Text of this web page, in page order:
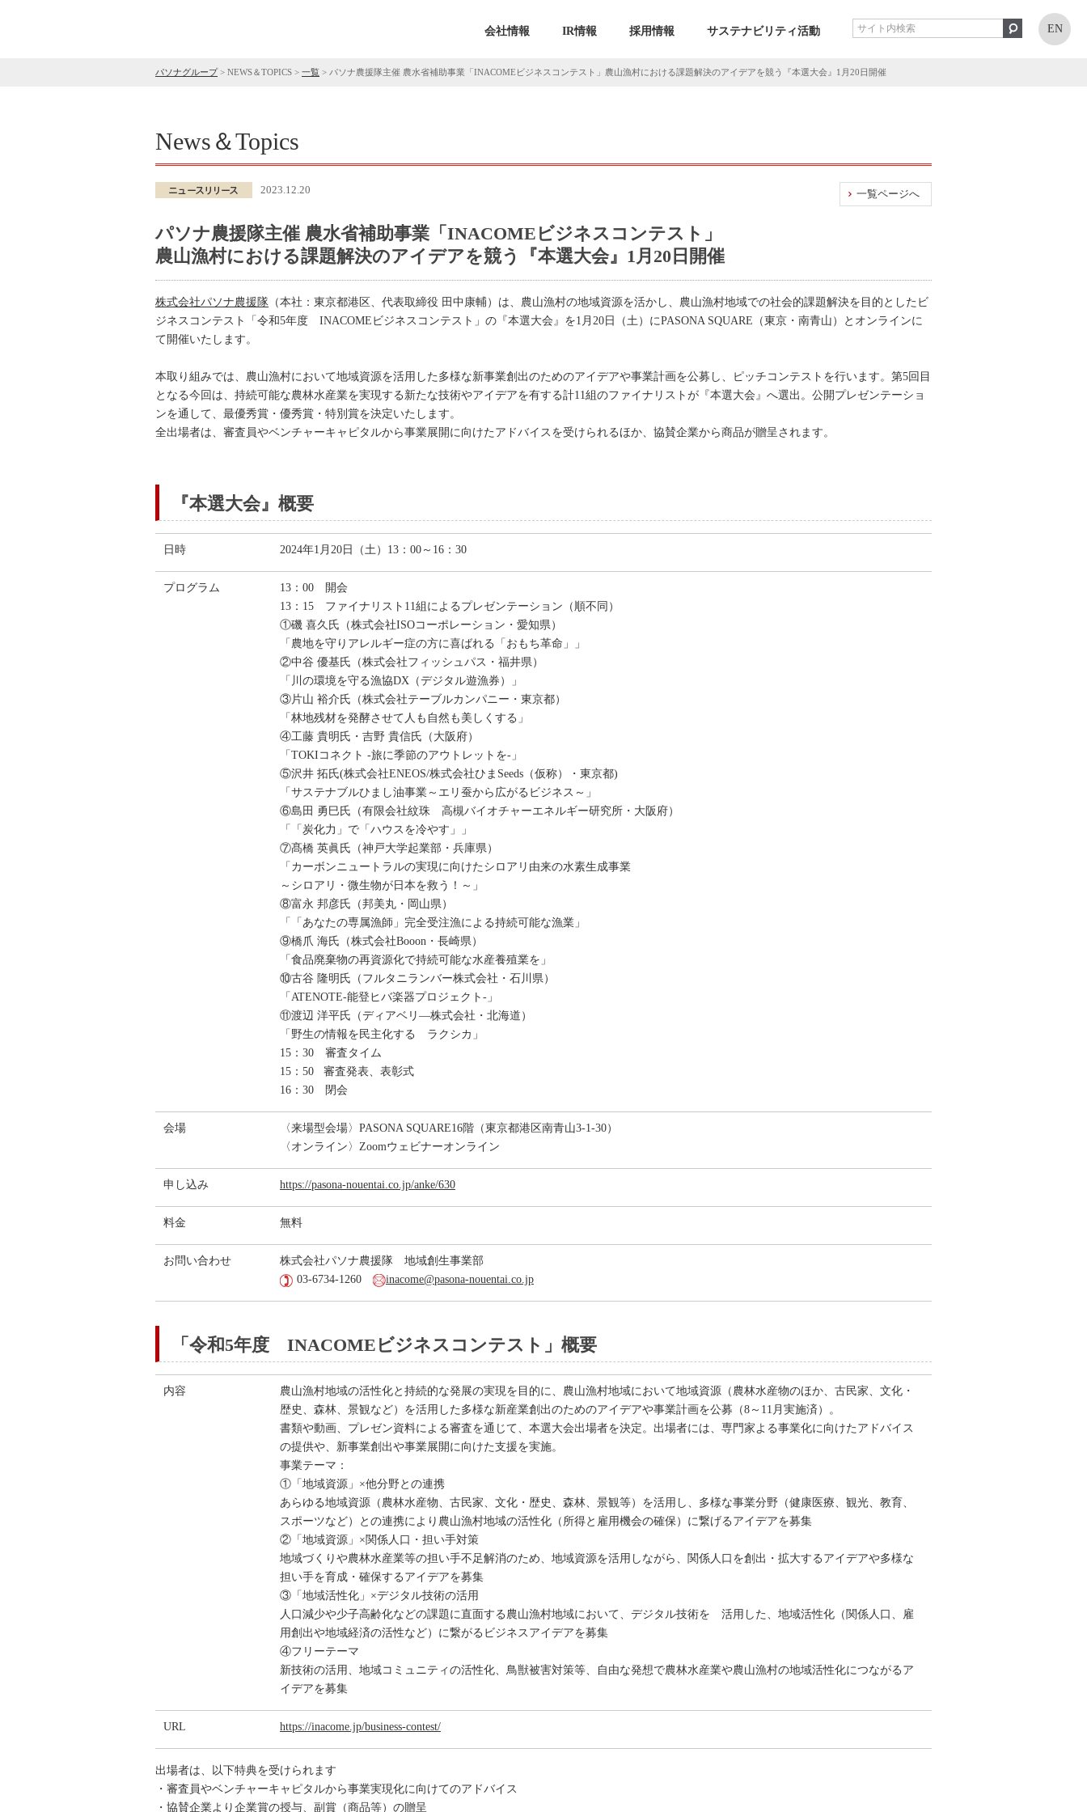
会社情報 IR情報 採用情報 サステナビリティ活動 EN
パソナグループ> NEWS＆TOPICS > 一覧 > パソナ農援隊主催 農水省補助事業「INACOMEビジネスコンテスト」農山漁村における課題解決のアイデアを競う『本選大会』1月20日開催
News＆Topics
一覧ページへ
2023.12.20
パソナ農援隊主催 農水省補助事業「INACOMEビジネスコンテスト」
農山漁村における課題解決のアイデアを競う『本選大会』1月20日開催
株式会社パソナ農援隊 （本社：東京都港区、代表取締役 田中康輔）は、農山漁村の地域資源を活かし、農山漁村地域での社会的課題解決を目的としたビ
ジネスコンテスト「令和5年度 INACOMEビジネスコンテスト」の『本選大会』を1月20日（土）にPASONA SQUARE（東京・南青山）とオンラインに
て開催いたします。
本取り組みでは、農山漁村において地域資源を活用した多様な新事業創出のためのアイデアや事業計画を公募し、ピッチコンテストを行います。第5回目
となる今回は、持続可能な農林水産業を実現する新たな技術やアイデアを有する計11組のファイナリストが『本選大会』へ選出。公開プレゼンテーショ
ンを通して、最優秀賞・優秀賞・特別賞を決定いたします。
全出場者は、審査員やベンチャーキャピタルから事業展開に向けたアドバイスを受けられるほか、協賛企業から商品が贈呈されます。
『本選大会』概要
日時 2024年1月20日（土）13：00～16：30
プログラム
13：00 開会
13：15 ファイナリスト11組によるプレゼンテーション（順不同）
①磯 喜久氏（株式会社ISOコーポレーション・愛知県）
「農地を守りアレルギー症の方に喜ばれる「おもち革命」」
②中谷 優基氏（株式会社フィッシュパス・福井県）
「川の環境を守る漁協DX（デジタル遊漁券）」
③片山 裕介氏（株式会社テーブルカンパニー・東京都）
「林地残材を発酵させて人も自然も美しくする」
④工藤 貴明氏・吉野 貴信氏（大阪府）
「TOKIコネクト -旅に季節のアウトレットを-」
⑤沢井 拓氏(株式会社ENEOS/株式会社ひまSeeds（仮称）・東京都)
「サステナブルひまし油事業～エリ蚕から広がるビジネス～」
⑥島田 勇巳氏（有限会社紋珠 高槻バイオチャーエネルギー研究所・大阪府）
「「炭化力」で「ハウスを冷やす」」
⑦髙橋 英眞氏（神戸大学起業部・兵庫県）
「カーボンニュートラルの実現に向けたシロアリ由来の水素生成事業
～シロアリ・微生物が日本を救う！～」
⑧富永 邦彦氏（邦美丸・岡山県）
「「あなたの専属漁師」完全受注漁による持続可能な漁業」
⑨橋爪 海氏（株式会社Booon・長崎県）
「食品廃棄物の再資源化で持続可能な水産養殖業を」
⑩古谷 隆明氏（フルタニランバー株式会社・石川県）
「ATENOTE-能登ヒバ楽器プロジェクト-」
⑪渡辺 洋平氏（ディアベリ―株式会社・北海道）
「野生の情報を民主化する ラクシカ」
15：30 審査タイム
15：50 審査発表、表彰式
16：30 閉会
会場
〈来場型会場〉PASONA SQUARE16階（東京都港区南青山3-1-30）
〈オンライン〉Zoomウェビナーオンライン
申し込み https://pasona-nouentai.co.jp/anke/630
料金 無料
お問い合わせ
株式会社パソナ農援隊 地域創生事業部
03-6734-1260
inacome@pasona-nouentai.co.jp
「令和5年度 INACOMEビジネスコンテスト」概要
内容
農山漁村地域の活性化と持続的な発展の実現を目的に、農山漁村地域において地域資源（農林水産物のほか、古民家、文化・
歴史、森林、景観など）を活用した多様な新産業創出のためのアイデアや事業計画を公募（8～11月実施済）。
書類や動画、プレゼン資料による審査を通じて、本選大会出場者を決定。出場者には、専門家よる事業化に向けたアドバイス
の提供や、新事業創出や事業展開に向けた支援を実施。
事業テーマ：
①「地域資源」×他分野との連携
あらゆる地域資源（農林水産物、古民家、文化・歴史、森林、景観等）を活用し、多様な事業分野（健康医療、観光、教育、
スポーツなど）との連携により農山漁村地域の活性化（所得と雇用機会の確保）に繋げるアイデアを募集
②「地域資源」×関係人口・担い手対策
地域づくりや農林水産業等の担い手不足解消のため、地域資源を活用しながら、関係人口を創出・拡大するアイデアや多様な
担い手を育成・確保するアイデアを募集
③「地域活性化」×デジタル技術の活用
人口減少や少子高齢化などの課題に直面する農山漁村地域において、デジタル技術を 活用した、地域活性化（関係人口、雇
用創出や地域経済の活性など）に繋がるビジネスアイデアを募集
④フリーテーマ
新技術の活用、地域コミュニティの活性化、鳥獣被害対策等、自由な発想で農林水産業や農山漁村の地域活性化につながるア
イデアを募集
URL https://inacome.jp/business-contest/
出場者は、以下特典を受けられます
・審査員やベンチャーキャピタルから事業実現化に向けてのアドバイス
・協賛企業より企業賞の授与、副賞（商品等）の贈呈